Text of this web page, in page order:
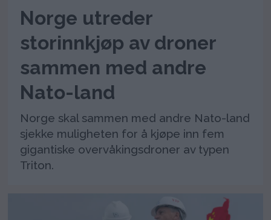
Norge utreder
storinnkjøp av droner
sammen med andre
Nato-land
Norge skal sammen med andre Nato-land
sjekke muligheten for å kjøpe inn fem
gigantiske overvåkingsdroner av typen
Triton.